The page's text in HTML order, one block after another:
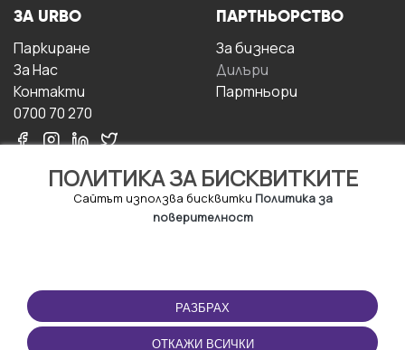
ПОЛИТИКА ЗА БИСКВИТКИТЕ
Сайтът използва бисквитки Политика за
поверителност
РАЗБРАХ
ОТКАЖИ ВСИЧКИ
ЗА URBO
Паркиране
За Hас
Контакти
0700 70 270
ПАРТНЬОРСТВО
За бизнесa
Дилъри
Партньори
ПОЛЗВАНЕ
Правила и условия за
ползване
ПРИЛОЖЕНИЕТО